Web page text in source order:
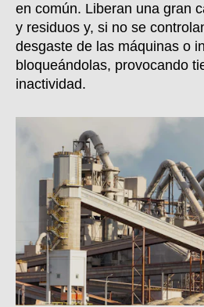
en común. Liberan una gran
y residuos y, si no se
desgaste de las máquinas o
bloqueándolas, provocando
inactividad.